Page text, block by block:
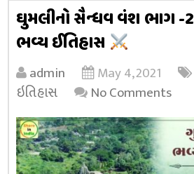
ઘુમલીનો સૈન્ધવ વંશ ભાગ -2
ભવ્ય ઈતિહાસ
admin May 4, 2021
ઇતિહાસ
No Comments